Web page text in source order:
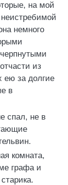
на мой
немного
из
ею за долгие
в
спал, не в
комната,
графа и